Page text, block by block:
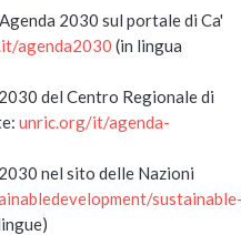
2030 sul portale di Ca'
agenda2030 (in lingua
del Centro Regionale di
unric.org/it/agenda-
nel sito delle Nazioni